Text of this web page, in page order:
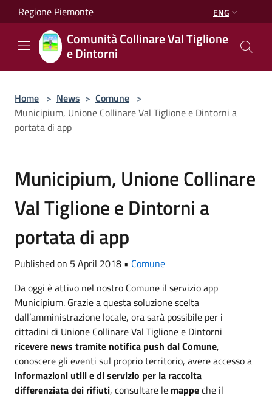
Salta al contenuto principale
Regione Piemonte ENG
Comunità Collinare Val Tiglione
e Dintorni
Home > News > Comune >
Municipium, Unione Collinare Val Tiglione e Dintorni a
portata di app
Municipium, Unione Collinare
Val Tiglione e Dintorni a
portata di app
Published on 5 April 2018 • Comune
Da oggi è attivo nel nostro Comune il servizio app
Municipium. Grazie a questa soluzione scelta
dall’amministrazione locale, ora sarà possibile per i
cittadini di Unione Collinare Val Tiglione e Dintorni
ricevere news tramite notifica push dal Comune,
conoscere gli eventi sul proprio territorio, avere accesso a
informazioni utili e di servizio per la raccolta
differenziata dei rifiuti, consultare le mappeche il